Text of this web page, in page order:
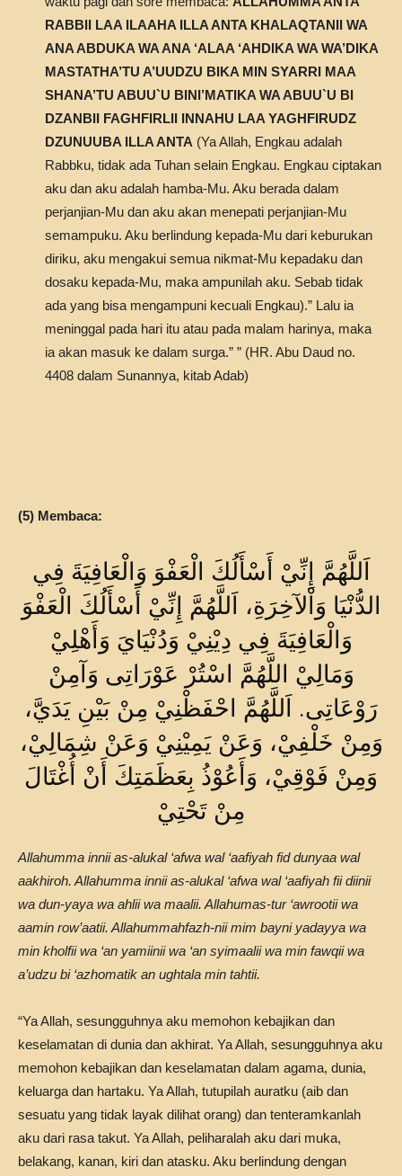
RABBII LAA ILAAHA ILLA ANTA KHALAQTANII WA
ANA ABDUKA WA ANA ‘ALAA ‘AHDIKA WA WA’DIKA
MASTATHA’TU A’UUDZU BIKA MIN SYARRI MAA
SHANA’TU ABUU`U BINI’MATIKA WA ABUU`U BI
DZANBII FAGHFIRLII INNAHU LAA YAGHFIRUDZ
DZUNUUBA ILLA ANTA (Ya Allah, Engkau adalah
Rabbku, tidak ada Tuhan selain Engkau. Engkau ciptakan
aku dan aku adalah hamba-Mu. Aku berada dalam
perjanjian-Mu dan aku akan menepati perjanjian-Mu
semampuku. Aku berlindung kepada-Mu dari keburukan
diriku, aku mengakui semua nikmat-Mu kepadaku dan
dosaku kepada-Mu, maka ampunilah aku. Sebab tidak
ada yang bisa mengampuni kecuali Engkau).” Lalu ia
meninggal pada hari itu atau pada malam harinya, maka
ia akan masuk ke dalam surga.” ” (HR. Abu Daud no.
4408 dalam Sunannya, kitab Adab)
(5) Membaca:
اَللَّهُمَّ إِنِّيْ أَسْأَلُكَ الْعَفْوَ وَالْعَافِيَةَ فِي
الدُّنْيَا وَاْلآخِرَةِ، اَللَّهُمَّ إِنِّيْ أَسْأَلُكَ الْعَفْوَ
وَالْعَافِيَةَ فِي دِيْنِيْ وَدُنْيَايَ وَأَهْلِيْ
وَمَالِيْ اللَّهُمَّ اسْتُرْ عَوْرَاتِى وَآمِنْ
رَوْعَاتِى. اَللَّهُمَّ احْفَظْنِيْ مِنْ بَيْنِ يَدَيَّ،
وَمِنْ خَلْفِيْ، وَعَنْ يَمِيْنِيْ وَعَنْ شِمَالِيْ،
وَمِنْ فَوْقِيْ، وَأَعُوْذُ بِعَظَمَتِكَ أَنْ أُغْتَالَ
مِنْ تَحْتِيْ
Allahumma innii as-alukal ‘afwa wal ‘aafiyah fid dunyaa wal
aakhiroh. Allahumma innii as-alukal ‘afwa wal ‘aafiyah fii diinii
wa dun-yaya wa ahlii wa maalii. Allahumas-tur ‘awrootii wa
aamin row’aatii. Allahummahfazh-nii mim bayni yadayya wa
min kholfii wa ‘an yamiinii wa ‘an syimaalii wa min fawqii wa
a’udzu bi ‘azhomatik an ughtala min tahtii.
“Ya Allah, sesungguhnya aku memohon kebajikan dan
keselamatan di dunia dan akhirat. Ya Allah, sesungguhnya aku
memohon kebajikan dan keselamatan dalam agama, dunia,
keluarga dan hartaku. Ya Allah, tutupilah auratku (aib dan
sesuatu yang tidak layak dilihat orang) dan tenteramkanlah
aku dari rasa takut. Ya Allah, peliharalah aku dari muka,
belakang, kanan, kiri dan atasku. Aku berlindung dengan